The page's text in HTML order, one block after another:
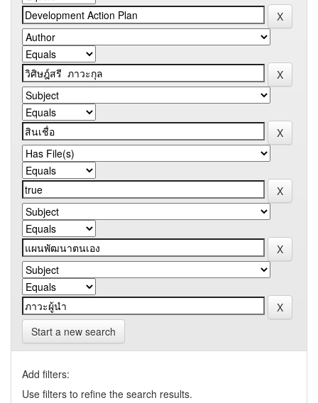
Start a new search
Add filters:
Use filters to refine the search results.